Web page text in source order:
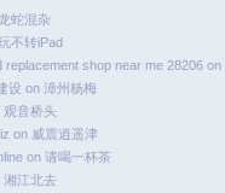
龙蛇混杂
不转iPad
replacement shop near me 28206 on
设 on漳州杨梅
观音桥头
on 威震逍遥津
on请喝一杯茶
湘江北去